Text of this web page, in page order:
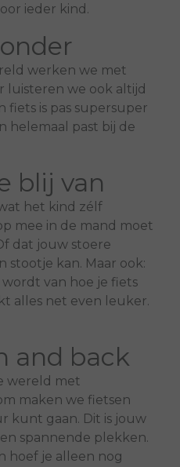
ieder kind.
werken we met
luisteren we ook altijd
fiets is pas supersuper
helemaal past bij de
blij van
het kind zélf
mee in de mand moet
dat jouw stoere
kan. Maar ook:
van hoe je fiets
alles net even leuker.
and back
wereld met
maken we fietsen
kunt gaan. Dit is jouw
spannende plekken.
hoef je alleen nog